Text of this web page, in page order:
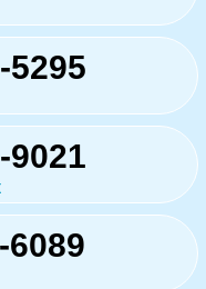
5295
9021
6089